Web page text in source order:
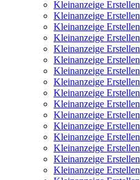
Kleinanzeige Erstellen
Kleinanzeige Erstellen
Kleinanzeige Erstellen
Kleinanzeige Erstellen
Kleinanzeige Erstellen
Kleinanzeige Erstellen
Kleinanzeige Erstellen
Kleinanzeige Erstellen
Kleinanzeige Erstellen
Kleinanzeige Erstellen
Kleinanzeige Erstellen
Kleinanzeige Erstellen
Kleinanzeige Erstellen
Kleinanzeige Erstellen
Kleinanzeige Erstellen
Kleinanzeige Erstellen